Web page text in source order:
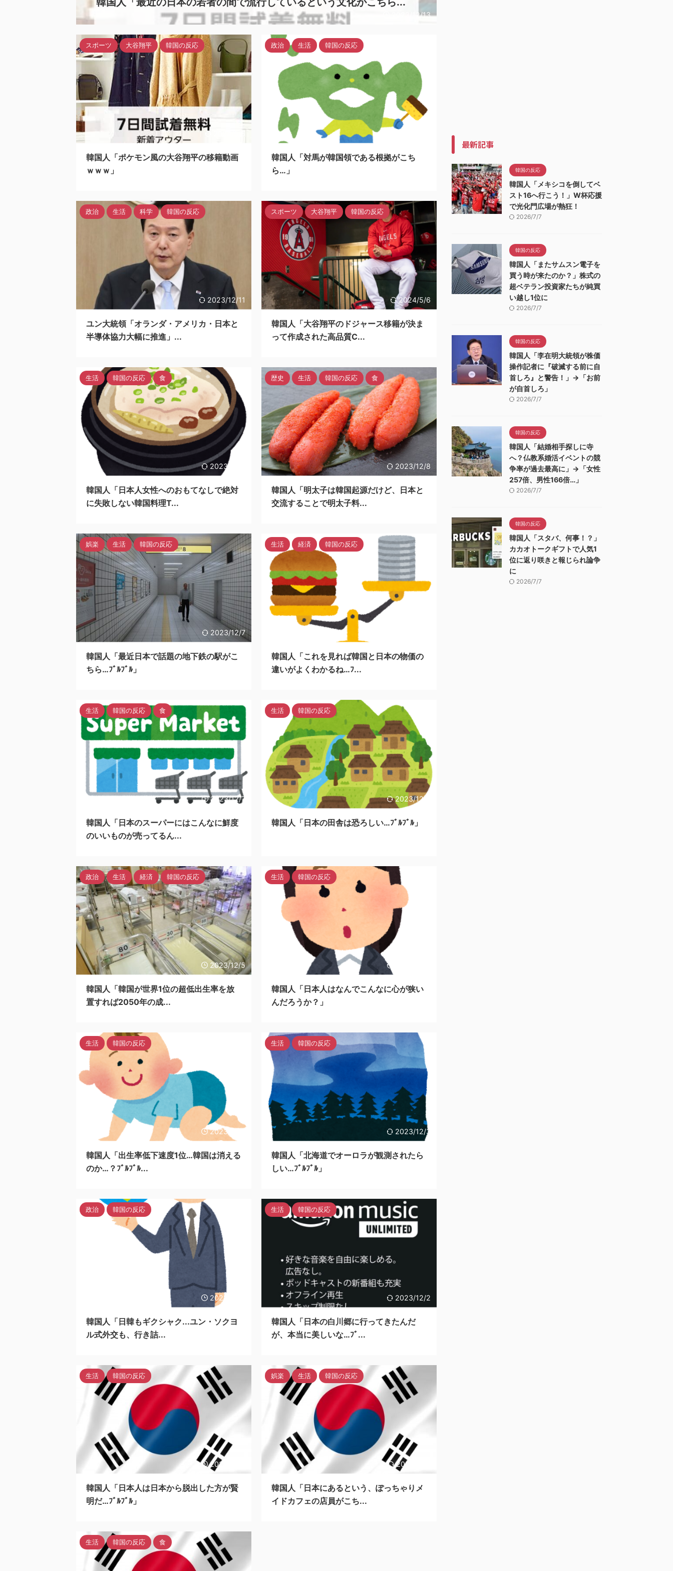
2023/12/13
スポーツ 大谷翔平 韓国の反応
韓国人「ポケモン風の大谷翔平の移籍動画
ｗｗｗ」
政治 生活 韓国の反応
韓国人「対馬が韓国領である根拠がこち
ら…」
2023/12/11
政治 生活 科学 韓国の反応
ユン大統領「オランダ・アメリカ・日本と
半導体協力大幅に推進」...
2024/5/6
スポーツ 大谷翔平 韓国の反応
韓国人「大谷翔平のドジャース移籍が決ま
って作成された高品質C...
2023/12/8
生活 韓国の反応 食
韓国人「日本人女性へのおもてなしで絶対
に失敗しない韓国料理T...
2023/12/8
歴史 生活 韓国の反応 食
韓国人「明太子は韓国起源だけど、日本と
交流することで明太子料...
2023/12/7
娯楽 生活 韓国の反応
韓国人「最近日本で話題の地下鉄の駅がこ
ちら…ﾌﾞﾙﾌﾞﾙ」
生活 経済 韓国の反応
韓国人「これを見れば韓国と日本の物価の
違いがよくわかるね…ﾌ...
2023/12/7
生活 韓国の反応 食
韓国人「日本のスーパーにはこんなに鮮度
のいいものが売ってるん...
2023/12/5
生活 韓国の反応
韓国人「日本の田舎は恐ろしい…ﾌﾞﾙﾌﾞﾙ」
2023/12/5
政治 生活 経済 韓国の反応
韓国人「韓国が世界1位の超低出生率を放
置すれば2050年の成...
生活 韓国の反応
韓国人「日本人はなんでこんなに心が狭い
んだろうか？」
2023/12/4
生活 韓国の反応
韓国人「出生率低下速度1位…韓国は消える
のか…？ﾌﾞﾙﾌﾞﾙ...
2023/12/3
生活 韓国の反応
韓国人「北海道でオーロラが観測されたら
しい…ﾌﾞﾙﾌﾞﾙ」
2023/12/3
政治 韓国の反応
韓国人「日韓もギクシャク...ユン・ソクヨ
ル式外交も、行き詰...
2023/12/2
生活 韓国の反応
韓国人「日本の白川郷に行ってきたんだ
が、本当に美しいな…ﾌﾞ...
2023/12/2
生活 韓国の反応
韓国人「日本人は日本から脱出した方が賢
明だ…ﾌﾞﾙﾌﾞﾙ」
2023/12/1
娯楽 生活 韓国の反応
韓国人「日本にあるという、ぽっちゃりメ
イドカフェの店員がこち...
生活 韓国の反応 食
最新記事
韓国の反応
韓国人「メキシコを倒してベ
スト16へ行こう！」W杯応援
で光化門広場が熱狂！
2026/7/7
韓国の反応
韓国人「またサムスン電子を
買う時が来たのか？」株式の
超ベテラン投資家たちが純買
い越し1位に
2026/7/7
韓国の反応
韓国人「李在明大統領が株価
操作記者に『破滅する前に自
首しろ』と警告！」→「お前
が自首しろ」
2026/7/7
韓国の反応
韓国人「結婚相手探しに寺
へ？仏教系婚活イベントの競
争率が過去最高に」→「女性
257倍、男性166倍…」
2026/7/7
韓国の反応
韓国人「スタバ、何事！？」
カカオトークギフトで人気1
位に返り咲きと報じられ論争
に
2026/7/7